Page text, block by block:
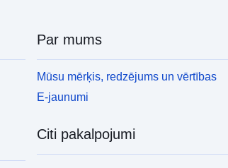
Par mums
Mūsu mērķis, redzējums un vērtības
E-jaunumi
Citi pakalpojumi